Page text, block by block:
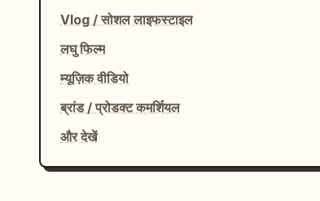
Vlog / सोशल लाइफस्टाइल
लघु फिल्म
म्यूज़िक वीडियो
ब्रांड / प्रोडक्ट कमर्शियल
और देखें